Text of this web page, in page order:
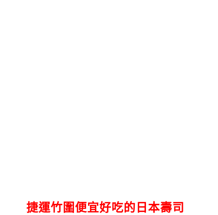
捷運竹圍便宜好吃的日本壽司